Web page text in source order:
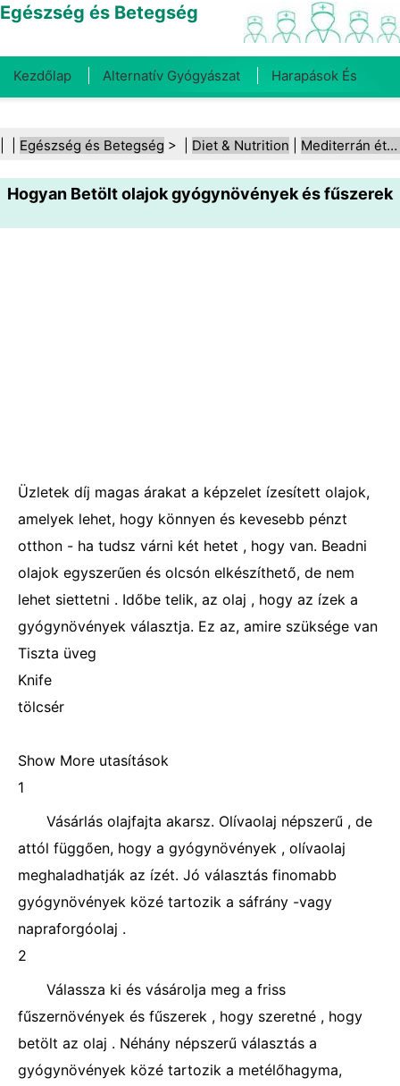
Egészség és Betegség
Kezdőlap Alternatív Gyógyászat Harapások És
Fogegészség Diéta És Táplálkozás Családi
Egészség Egészségügyi Ágazat Mentális Egészség
Közegészségügy És Biztonság Sebészet És
Egészség és Betegség > | Diet & Nutrition Mediterrán étrend
Hogyan Betölt olajok gyógynövények és fűszerek
Üzletek díj magas árakat a képzelet ízesített olajok,
amelyek lehet, hogy könnyen és kevesebb pénzt
otthon - ha tudsz várni két hetet , hogy van. Beadni
olajok egyszerűen és olcsón elkészíthető, de nem
lehet siettetni . Időbe telik, az olaj , hogy az ízek a
gyógynövények választja. Ez az, amire szüksége van
Tiszta üveg
Knife
tölcsér
Show More utasítások
1
Vásárlás olajfajta akarsz. Olívaolaj népszerű , de
attól függően, hogy a gyógynövények , olívaolaj
meghaladhatják az ízét. Jó választás finomabb
gyógynövények közé tartozik a sáfrány -vagy
napraforgóolaj .
2
Válassza ki és vásárolja meg a friss
fűszernövények és fűszerek , hogy szeretné , hogy
betölt az olaj . Néhány népszerű választás a
gyógynövények közé tartozik a metélőhagyma,